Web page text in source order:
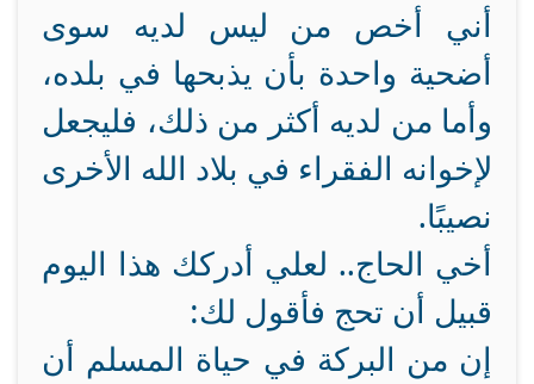
أني أخص من ليس لديه سوى
أضحية واحدة بأن يذبحها في بلده،
وأما من لديه أكثر من ذلك، فليجعل
لإخوانه الفقراء في بلاد الله الأخرى
نصيبًا.
أخي الحاج.. لعلي أدركك هذا اليوم
قبيل أن تحج فأقول لك:
إن من البركة في حياة المسلم أن